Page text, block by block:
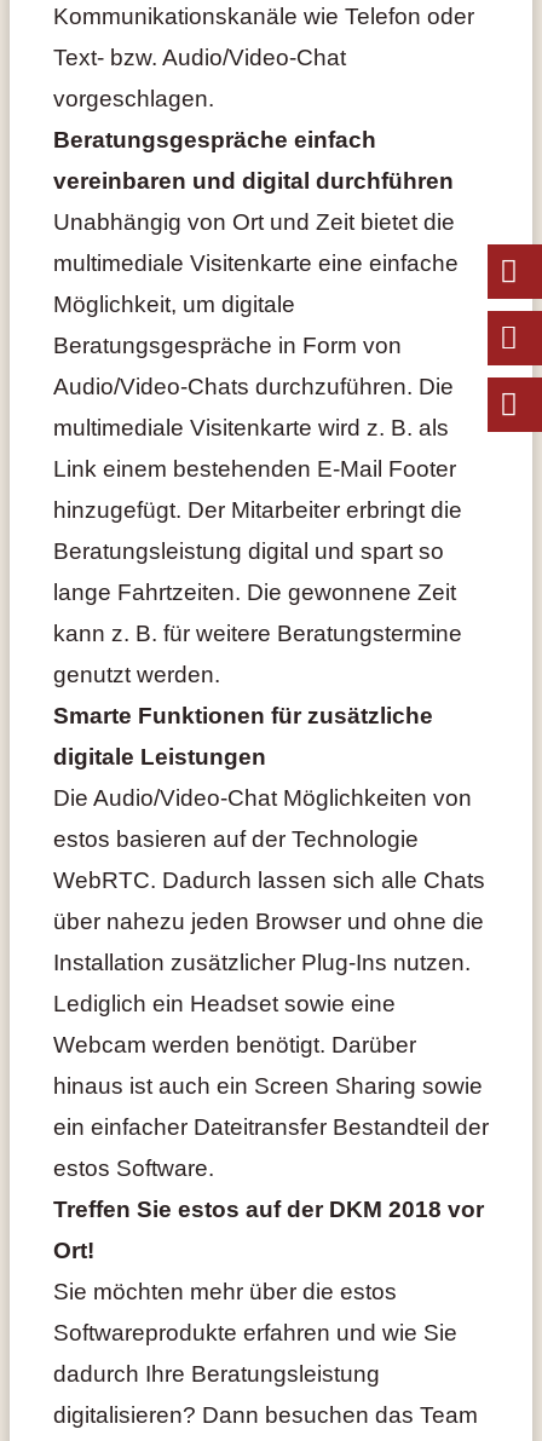
Kommunikationskanäle wie Telefon oder
Text- bzw. Audio/Video-Chat
vorgeschlagen.
Beratungsgespräche einfach
vereinbaren und digital durchführen
Unabhängig von Ort und Zeit bietet die
multimediale Visitenkarte eine einfache
Möglichkeit, um digitale
Beratungsgespräche in Form von
Audio/Video-Chats durchzuführen. Die
multimediale Visitenkarte wird z. B. als
Link einem bestehenden E-Mail Footer
hinzugefügt. Der Mitarbeiter erbringt die
Beratungsleistung digital und spart so
lange Fahrtzeiten. Die gewonnene Zeit
kann z. B. für weitere Beratungstermine
genutzt werden.
Smarte Funktionen für zusätzliche
digitale Leistungen
Die Audio/Video-Chat Möglichkeiten von
estos basieren auf der Technologie
WebRTC. Dadurch lassen sich alle Chats
über nahezu jeden Browser und ohne die
Installation zusätzlicher Plug-Ins nutzen.
Lediglich ein Headset sowie eine
Webcam werden benötigt. Darüber
hinaus ist auch ein Screen Sharing sowie
ein einfacher Dateitransfer Bestandteil der
estos Software.
Treffen Sie estos auf der DKM 2018 vor
Ort!
Sie möchten mehr über die estos
Softwareprodukte erfahren und wie Sie
dadurch Ihre Beratungsleistung
digitalisieren? Dann besuchen das Team